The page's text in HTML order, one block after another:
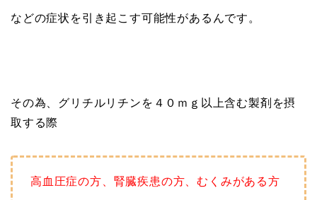
などの症状を引き起こす可能性があるんです。
その為、グリチルリチンを４０ｍｇ以上含む製剤を摂
取する際
高血圧症の方、腎臓疾患の方、むくみがある方